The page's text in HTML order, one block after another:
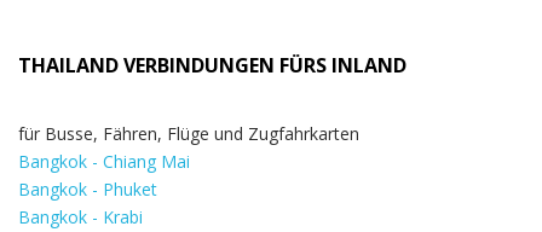
THAILAND VERBINDUNGEN FÜRS INLAND
für Busse, Fähren, Flüge und Zugfahrkarten
Bangkok - Chiang Mai
Bangkok - Phuket
Bangkok - Krabi